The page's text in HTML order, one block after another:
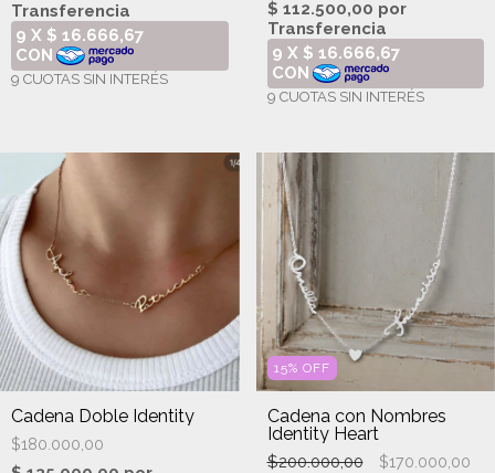
Cadena Doble Identity
$180.000,00
15% OFF
Cadena con Nombres
Identity Heart
$200.000,00 $170.000,00